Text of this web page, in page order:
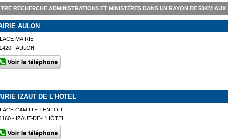
RECHERCHE ADMINISTRATIONS ET MINISTÈRES DANS UN RAYON DE 50KM
AULON
MAIRIE
- AULON
IZAUT DE L'HOTEL
CAMILLE TENTOU
- IZAUT-DE-L'HÔTEL